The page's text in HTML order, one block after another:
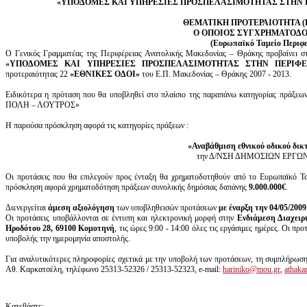
«ΥΠΟΔΟΜΕΣ ΚΑΙ ΥΠΗΡΕΣΙΕΣ ΠΡΟΣΠΕΛΑΣΙΜΟΤΗΤΑΣ ΣΤΗΝ
ΘΕΜΑΤΙΚΗ ΠΡΟΤΕΡΑΙΟΤΗΤΑ
Ο ΟΠΟΙΟΣ
(Ευρωπαϊκό Ταμείο
Ο Γενικός Γραμματέας της Περιφέρειας Ανατολικής Μακεδονίας – Θράκης
«ΥΠΟΔΟΜΕΣ ΚΑΙ ΥΠΗΡΕΣΙΕΣ ΠΡΟΣΠΕΛΑΣΙΜΟΤΗΤΑΣ ΣΤΗΝ
προτεραιότητας 22 «ΕΘΝΙΚΕΣ ΟΔΟΙ» του Ε.Π. Μακεδονίας – Θράκης 2007 - 2013.
Ειδικότερα η πρόταση που θα υποβληθεί στο πλαίσιο της παραπάνω κατηγορίας
ΠΟΛΗ – ΛΟΥΤΡΟΣ»
Η παρούσα πρόσκληση αφορά τις κατηγορίες πράξεων :
«Αναβάθμιση εθνικού οδικού
την Δ/ΝΣΗ ΔΗΜΟΣΙΩΝ
Οι προτάσεις που θα επιλεγούν προς ένταξη θα χρηματοδοτηθούν από το
πρόσκληση αφορά χρηματοδότηση πράξεων συνολικής δημόσιας δαπάνης 9.000.000€.
Διενεργείται άμεση αξιολόγηση των υποβληθεισών προτάσεων με έναρξη την 04/05/2009
Οι προτάσεις υποβάλλονται σε έντυπη και ηλεκτρονική μορφή στην Ενδιάμεση
Ηροδότου 28, 69100 Κομοτηνή, τις ώρες 9:00 - 14:00 όλες τις εργάσιμες ημέρες. Οι
υποβολής την ημερομηνία αποστολής.
Για αναλυτικότερες πληροφορίες σχετικά με την υποβολή των προτάσεων, τη
Αθ. Καρκατσέλη, τηλέφωνο 25313-52326 / 25313-52323, e-mail: hariniko@mou.gr,